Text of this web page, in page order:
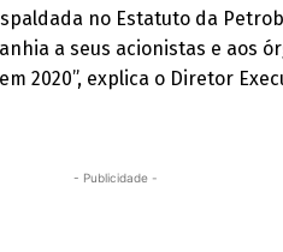
no Estatuto da
a seus acionistas e aos
2020”, explica o Diretor
- Publicidade -